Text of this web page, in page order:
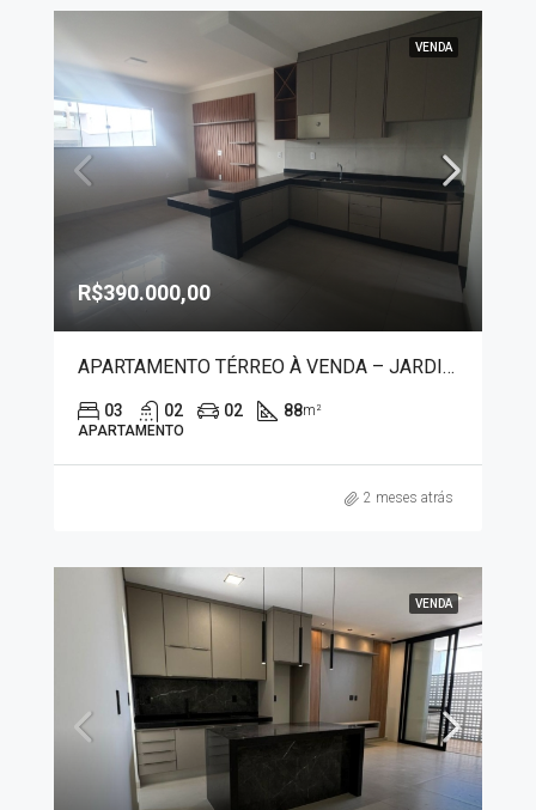
VENDA
R$390.000,00
APARTAMENTO TÉRREO À VENDA – JARDIM BOTÂNICO 1297
03 02 02 88m²
APARTAMENTO
2 meses atrás
VENDA